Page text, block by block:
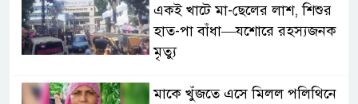
একই খাটে মা-ছেলের লাশ, শিশুর
হাত-পা বাঁধা—যশোরে রহস্যজনক
মৃত্যু
মাকে খুঁজতে এসে মিলল পলিথিনে